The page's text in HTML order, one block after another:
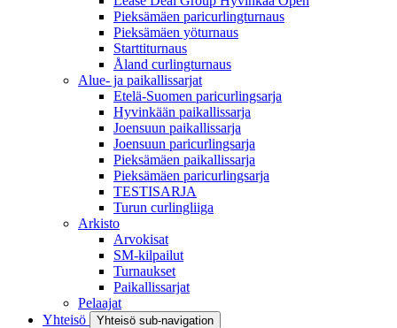
Pieksämäen paricurlingturnaus
Pieksämäen yöturnaus
Starttiturnaus
Åland curlingturnaus
Alue- ja paikallissarjat
Etelä-Suomen paricurlingsarja
Hyvinkään paikallissarja
Joensuun paikallissarja
Joensuun paricurlingsarja
Pieksämäen paikallissarja
Pieksämäen paricurlingsarja
TESTISARJA
Turun curlingliiga
Arkisto
Arvokisat
SM-kilpailut
Turnaukset
Paikallissarjat
Pelaajat
Yhteisö
Yhteisö sub-navigation